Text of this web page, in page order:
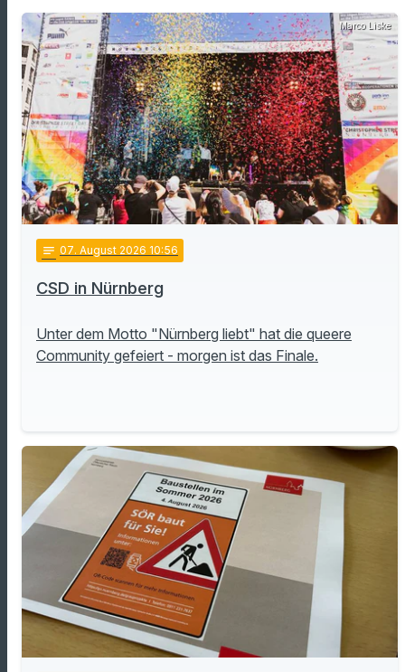
Marco Liske
notes 07. August 2026 10:56
CSD in Nürnberg
Unter dem Motto "Nürnberg liebt" hat die queere
Community gefeiert - morgen ist das Finale.